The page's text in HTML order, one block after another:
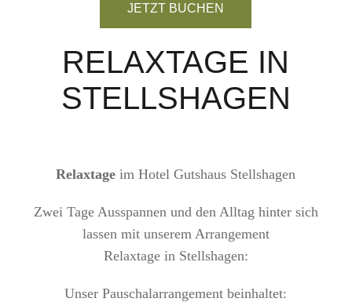
JETZT BUCHEN
RELAXTAGE IN
STELLSHAGEN
Relaxtageim Hotel Gutshaus Stellshagen
Zwei Tage Ausspannen und den Alltag hinter sich
lassen mit unserem Arrangement
Relaxtage in Stellshagen:
Unser Pauschalarrangement beinhaltet: